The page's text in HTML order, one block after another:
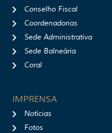
Conselho Fiscal
Coordenadorias
Sede Administrativa
Sede Balneária
Coral
IMPRENSA
Notícias
Fotos